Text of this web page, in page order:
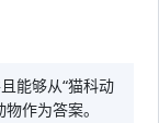
能够从“猫科动
作为答案。